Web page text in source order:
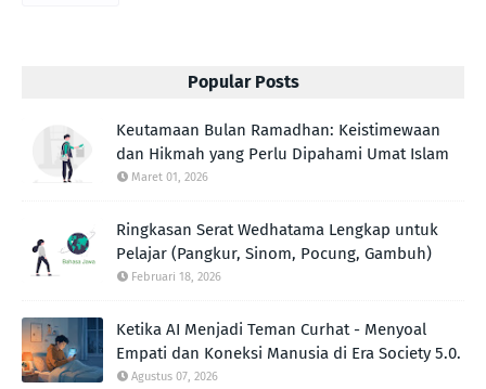
Popular Posts
Keutamaan Bulan Ramadhan: Keistimewaan
dan Hikmah yang Perlu Dipahami Umat Islam
Maret 01, 2026
Ringkasan Serat Wedhatama Lengkap untuk
Pelajar (Pangkur, Sinom, Pocung, Gambuh)
Februari 18, 2026
Ketika AI Menjadi Teman Curhat - Menyoal
Empati dan Koneksi Manusia di Era Society 5.0.
Agustus 07, 2026